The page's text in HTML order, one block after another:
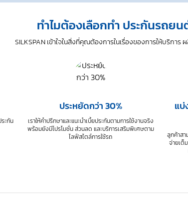
ทำไมต้องเลือกทำ ประกันรถยน
SILKSPAN เข้าใจในสิ่งที่คุณต้องการในเรื่องของการให้บริก
ะกัน
ประหยัดกว่า 30%
เราให้คำปรึกษาและแนะนำเบี้ยประกันตามการใช้งานจริง
พร้อมยังมีโปรโมชั่น ส่วนลด และบริการเสริมพิเศษตาม
ไลฟ์สไตล์การใช้รถ
แบ่
ลูกค้าสา
จ่ายเต็